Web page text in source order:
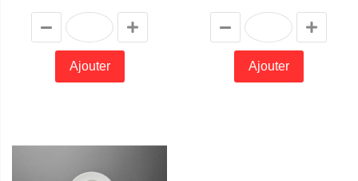
Ajouter Ajouter